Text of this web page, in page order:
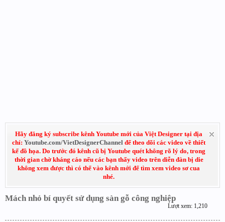
Hãy đăng ký subscribe kênh Youtube mới của Việt Designer tại địa
chỉ: Youtube.com/VietDesignerChannel để theo dõi các video về thiết
kế đồ họa. Do trước đó kênh cũ bị Youtube quét không rõ lý do, trong
thời gian chờ kháng cáo nếu các bạn thấy video trên diễn đàn bị die
không xem được thì có thể vào kênh mới để tìm xem video sơ cua
nhé.
Mách nhỏ bí quyết sử dụng sàn gỗ công nghiệp
Lượt xem: 1,210